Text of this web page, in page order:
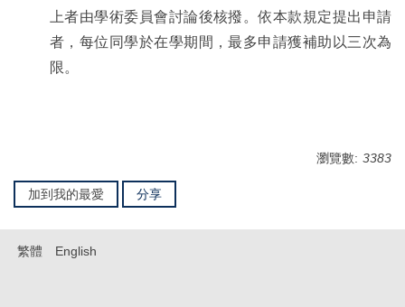
上者由學術委員會討論後核撥。依本款規定提出申請
者，每位同學於在學期間，最多申請獲補助以三次為
限。
瀏覽數: 3383
加到我的最愛 分享
繁體 English